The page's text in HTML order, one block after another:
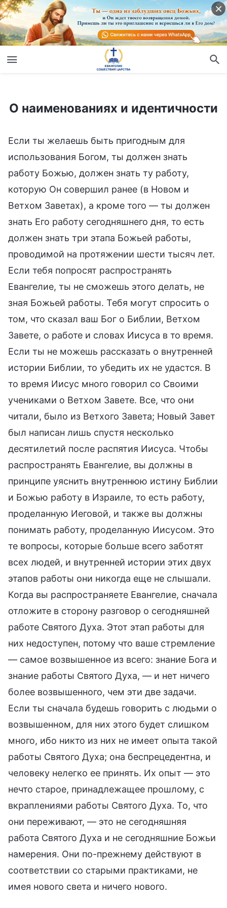
О наименованиях и идентичности
О наименованиях и идентичности
Если ты желаешь быть пригодным для
использования Богом, ты должен знать
работу Божью, должен знать ту работу,
которую Он совершил ранее (в Новом и
Ветхом Заветах), а кроме того — ты должен
знать Его работу сегодняшнего дня, то есть
должен знать три этапа Божьей работы,
проводимой на протяжении шести тысяч лет.
Если тебя попросят распространять
Евангелие, ты не сможешь этого делать, не
зная Божьей работы. Тебя могут спросить о
том, что сказал ваш Бог о Библии, Ветхом
Завете, о работе и словах Иисуса в то время.
Если ты не можешь рассказать о внутренней
истории Библии, то убедить их не удастся. В
то время Иисус много говорил со Своими
учениками о Ветхом Завете. Все, что они
читали, было из Ветхого Завета; Новый Завет
был написан лишь спустя несколько
десятилетий после распятия Иисуса. Чтобы
распространять Евангелие, вы должны в
принципе уяснить внутреннюю истину Библии
и Божью работу в Израиле, то есть работу,
проделанную Иеговой, и также вы должны
понимать работу, проделанную Иисусом. Это
те вопросы, которые больше всего заботят
всех людей, и внутренней истории этих двух
этапов работы они никогда еще не слышали.
Когда вы распространяете Евангелие, сначала
отложите в сторону разговор о сегодняшней
работе Святого Духа. Этот этап работы для
них недоступен, потому что ваше стремление
— самое возвышенное из всего: знание Бога и
знание работы Святого Духа, — и нет ничего
более возвышенного, чем эти две задачи.
Если ты сначала будешь говорить с людьми о
возвышенном, для них этого будет слишком
много, ибо никто из них не имеет опыта такой
работы Святого Духа; она беспрецедентна, и
человеку нелегко ее принять. Их опыт — это
нечто старое, принадлежащее прошлому, с
вкраплениями работы Святого Духа. То, что
они переживают, — это не сегодняшняя
работа Святого Духа и не сегодняшние Божьи
намерения. Они по-прежнему действуют в
соответствии со старыми практиками, не
имея нового света и ничего нового.